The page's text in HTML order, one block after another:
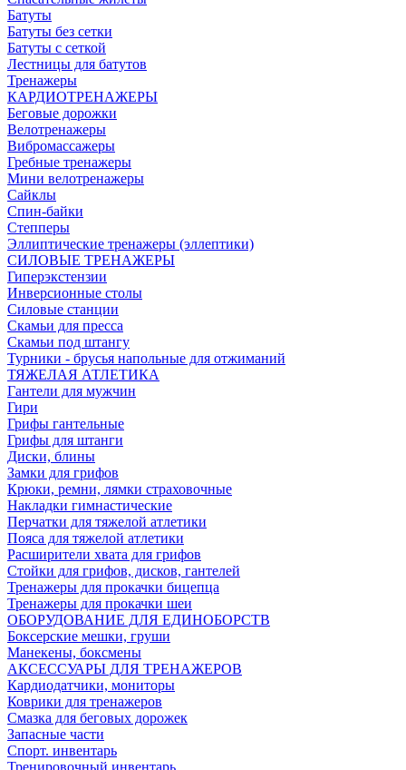
Батуты
Батуты без сетки
Батуты с сеткой
Лестницы для батутов
Тренажеры
КАРДИОТРЕНАЖЕРЫ
Беговые дорожки
Велотренажеры
Вибромассажеры
Гребные тренажеры
Мини велотренажеры
Сайклы
Спин-байки
Степперы
Эллиптические тренажеры (эллептики)
СИЛОВЫЕ ТРЕНАЖЕРЫ
Гиперэкстензии
Инверсионные столы
Силовые станции
Скамьи для пресса
Скамьи под штангу
Турники - брусья напольные для отжиманий
ТЯЖЕЛАЯ АТЛЕТИКА
Гантели для мужчин
Гири
Грифы гантельные
Грифы для штанги
Диски, блины
Замки для грифов
Крюки, ремни, лямки страховочные
Накладки гимнастические
Перчатки для тяжелой атлетики
Пояса для тяжелой атлетики
Расширители хвата для грифов
Стойки для грифов, дисков, гантелей
Тренажеры для прокачки бицепца
Тренажеры для прокачки шеи
ОБОРУДОВАНИЕ ДЛЯ ЕДИНОБОРСТВ
Боксерские мешки, груши
Манекены, боксмены
АКСЕССУАРЫ ДЛЯ ТРЕНАЖЕРОВ
Кардиодатчики, мониторы
Коврики для тренажеров
Смазка для беговых дорожек
Запасные части
Спорт. инвентарь
Тренировочный инвентарь